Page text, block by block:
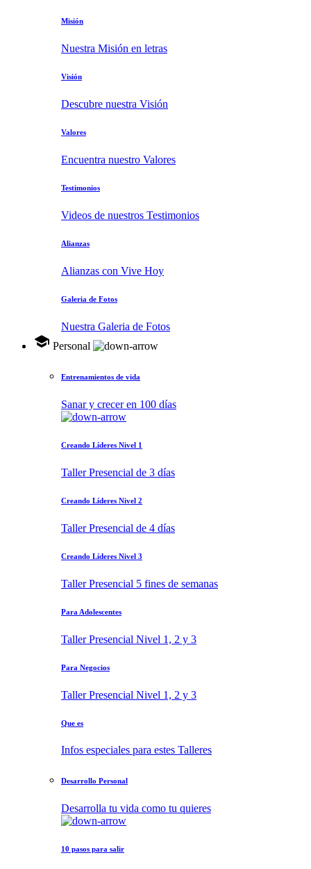
Misión
Nuestra Misión en letras
Visión
Descubre nuestra Visión
Valores
Encuentra nuestro Valores
Testimonios
Videos de nuestros Testimonios
Alianzas
Alianzas con Vive Hoy
Galeria de Fotos
Nuestra Galeria de Fotos
school Personal
Entrenamientos de vida
Sanar y crecer en 100 días
Creando Líderes Nivel 1
Taller Presencial de 3 días
Creando Líderes Nivel 2
Taller Presencial de 4 días
Creando Líderes Nivel 3
Taller Presencial 5 fines de semanas
Para Adolescentes
Taller Presencial Nivel 1, 2 y 3
Para Negocios
Taller Presencial Nivel 1, 2 y 3
Que es
Infos especiales para estes Talleres
Desarrollo Personal
Desarrolla tu vida como tu quieres
10 pasos para salir